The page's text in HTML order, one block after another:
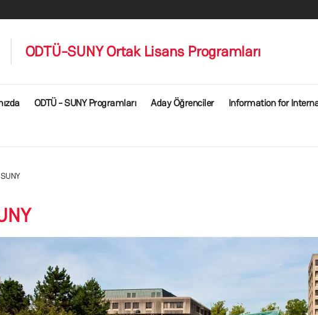
ODTÜ-SUNY Ortak Lisans Programları
ODTÜ - SUNY Programları Aday Öğrenciler Information for